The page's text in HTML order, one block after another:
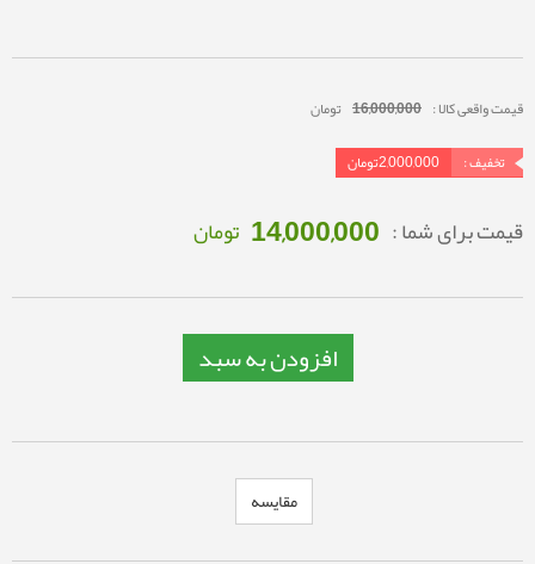
قیمت واقعی کالا : 16,000,000 تومان
تخفیف :
2,000,000تومان
قیمت برای شما : 14,000,000 تومان
افزودن به سبد
مقایسه